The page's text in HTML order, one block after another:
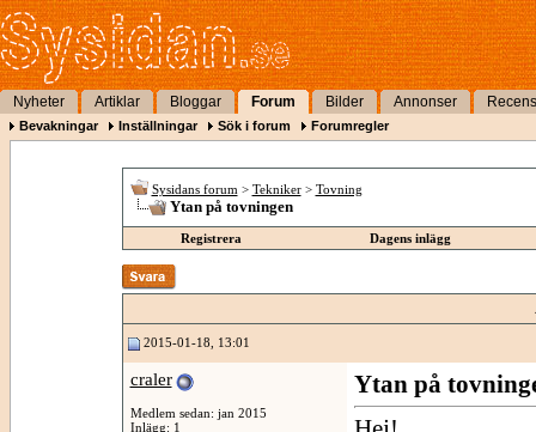
Nyheter Artiklar Bloggar Forum Bilder Annonser
Bevakningar Inställningar Sök i forum Forumregler
Sysidans forum > Tekniker > Tovning
Ytan på tovningen
Registrera Dagens inlägg
2015-01-18, 13:01
craler
Medlem sedan: jan 2015
Inlägg: 1
Ytan på